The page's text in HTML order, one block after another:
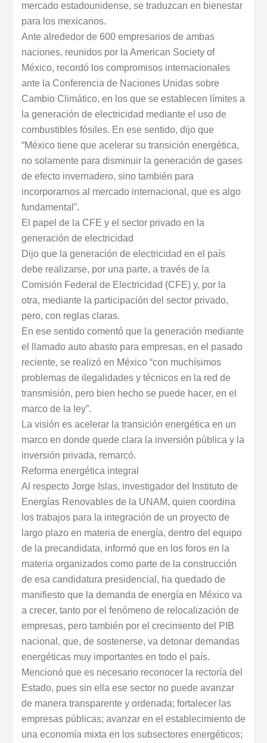
mercado estadounidense, se traduzcan en bienestar
para los mexicanos.
Ante alrededor de 600 empresarios de ambas
naciones, reunidos por la American Society of
México, recordó los compromisos internacionales
ante la Conferencia de Naciones Unidas sobre
Cambio Climático, en los que se establecen límites a
la generación de electricidad mediante el uso de
combustibles fósiles. En ese sentido, dijo que
“México tiene que acelerar su transición energética,
no solamente para disminuir la generación de gases
de efecto invernadero, sino también para
incorporarnos al mercado internacional, que es algo
fundamental”.
El papel de la CFE y el sector privado en la
generación de electricidad
Dijo que la generación de electricidad en el país
debe realizarse, por una parte, a través de la
Comisión Federal de Electricidad (CFE) y, por la
otra, mediante la participación del sector privado,
pero, con reglas claras.
En ese sentido comentó que la generación mediante
el llamado auto abasto para empresas, en el pasado
reciente, se realizó en México “con muchísimos
problemas de ilegalidades y técnicos en la red de
transmisión, pero bien hecho se puede hacer, en el
marco de la ley”.
La visión es acelerar la transición energética en un
marco en donde quede clara la inversión pública y la
inversión privada, remarcó.
Reforma energética integral
Al respecto Jorge Islas, investigador del Instituto de
Energías Renovables de la UNAM, quien coordina
los trabajos para la integración de un proyecto de
largo plazo en materia de energía, dentro del equipo
de la precandidata, informó que en los foros en la
materia organizados como parte de la construcción
de esa candidatura presidencial, ha quedado de
manifiesto que la demanda de energía en México va
a crecer, tanto por el fenómeno de relocalización de
empresas, pero también por el crecimiento del PIB
nacional, que, de sostenerse, va detonar demandas
energéticas muy importantes en todo el país.
Mencionó que es necesario reconocer la rectoría del
Estado, pues sin ella ese sector no puede avanzar
de manera transparente y ordenada; fortalecer las
empresas públicas; avanzar en el establecimiento de
una economía mixta en los subsectores energéticos;